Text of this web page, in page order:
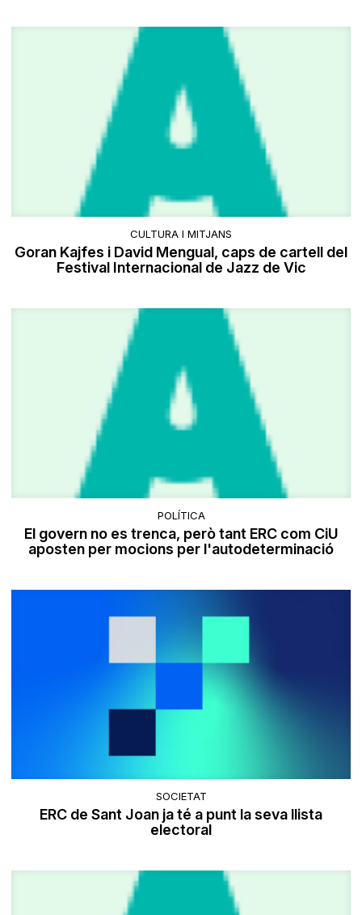
CULTURA I MITJANS
Goran Kajfes i David Mengual, caps de cartell del
Festival Internacional de Jazz de Vic
POLÍTICA
El govern no es trenca, però tant ERC com CiU
aposten per mocions per l'autodeterminació
SOCIETAT
ERC de Sant Joan ja té a punt la seva llista
electoral